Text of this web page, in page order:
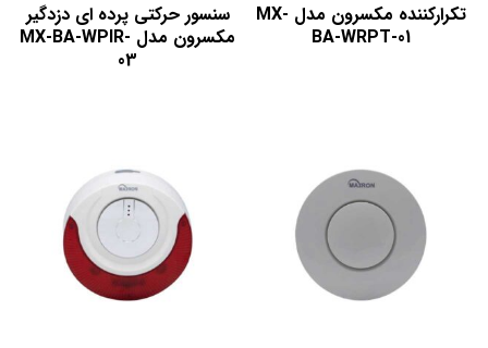
تکرارکننده مکسرون مدل MX-
BA-WRPT-01
سنسور حرکتی پرده ای دزدگیر
مکسرون مدل MX-BA-WPIR-
03